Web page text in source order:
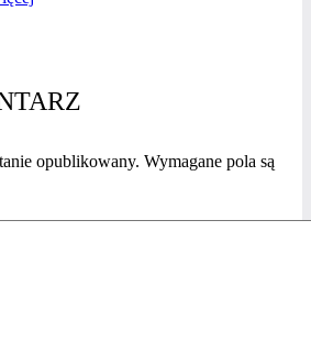
jest
opublikowany. Wymagane pola są